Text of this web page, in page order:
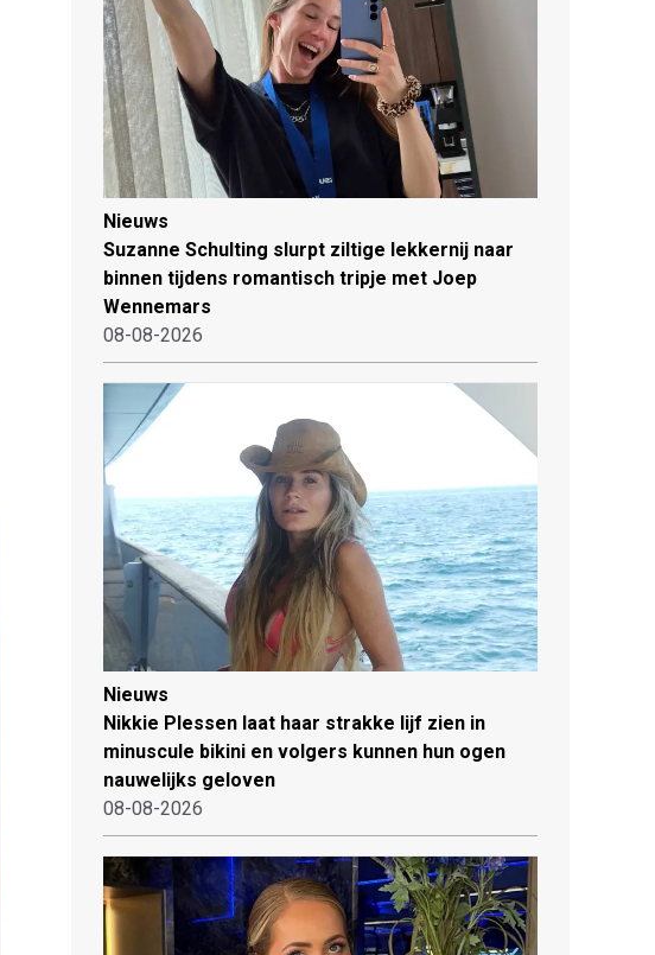
Nieuws
Suzanne Schulting slurpt ziltige lekkernij naar
binnen tijdens romantisch tripje met Joep
Wennemars
08-08-2026
Nieuws
Nikkie Plessen laat haar strakke lijf zien in
minuscule bikini en volgers kunnen hun ogen
nauwelijks geloven
08-08-2026